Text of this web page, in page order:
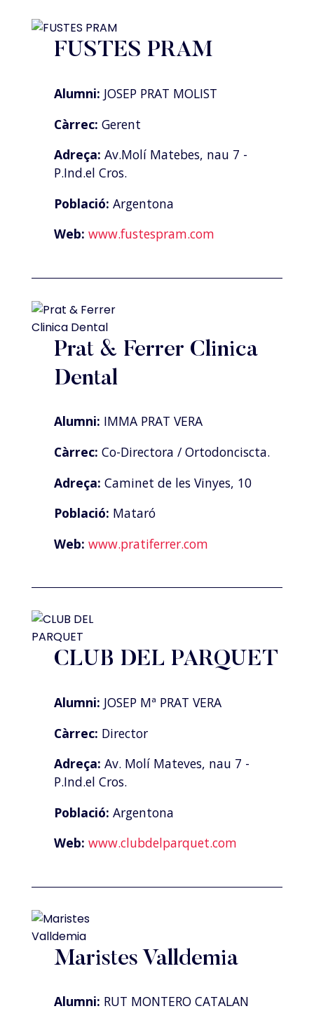
FUSTES PRAM
Alumni: JOSEP PRAT MOLIST
Càrrec: Gerent
Adreça: Av.Molí Matebes, nau 7 -
P.Ind.el Cros.
Població: Argentona
Web: www.fustespram.com
Prat & Ferrer Clinica
Dental
Alumni: IMMA PRAT VERA
Càrrec: Co-Directora / Ortodonciscta.
Adreça: Caminet de les Vinyes, 10
Població: Mataró
Web: www.pratiferrer.com
CLUB DEL PARQUET
Alumni: JOSEP Mª PRAT VERA
Càrrec: Director
Adreça: Av. Molí Mateves, nau 7 -
P.Ind.el Cros.
Població: Argentona
Web: www.clubdelparquet.com
Maristes Valldemia
Alumni: RUT MONTERO CATALAN